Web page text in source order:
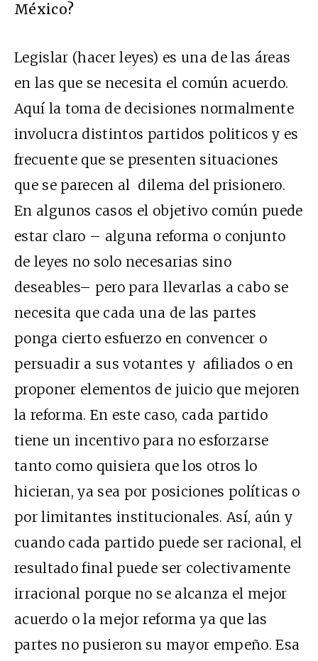
México?
Legislar (hacer leyes) es una de las áreas
en las que se necesita el común acuerdo.
Aquí la toma de decisiones normalmente
involucra distintos partidos politicos y es
frecuente que se presenten situaciones
que se parecen al dilema del prisionero.
En algunos casos el objetivo común puede
estar claro – alguna reforma o conjunto
de leyes no solo necesarias sino
deseables– pero para llevarlas a cabo se
necesita que cada una de las partes
ponga cierto esfuerzo en convencer o
persuadir a sus votantes y afiliados o en
proponer elementos de juicio que mejoren
la reforma. En este caso, cada partido
tiene un incentivo para no esforzarse
tanto como quisiera que los otros lo
hicieran, ya sea por posiciones políticas o
por limitantes institucionales. Así, aún y
cuando cada partido puede ser racional, el
resultado final puede ser colectivamente
irracional porque no se alcanza el mejor
acuerdo o la mejor reforma ya que las
partes no pusieron su mayor empeño. Esa